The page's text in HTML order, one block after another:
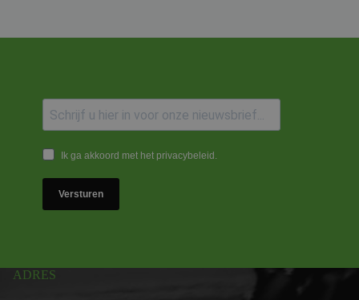
Ik ga akkoord met het privacybeleid.
Versturen
ADRES